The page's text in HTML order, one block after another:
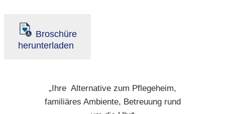
Broschüre
herunterladen
„Ihre Alternative zum Pflegeheim,
familiäres Ambiente, Betreuung rund